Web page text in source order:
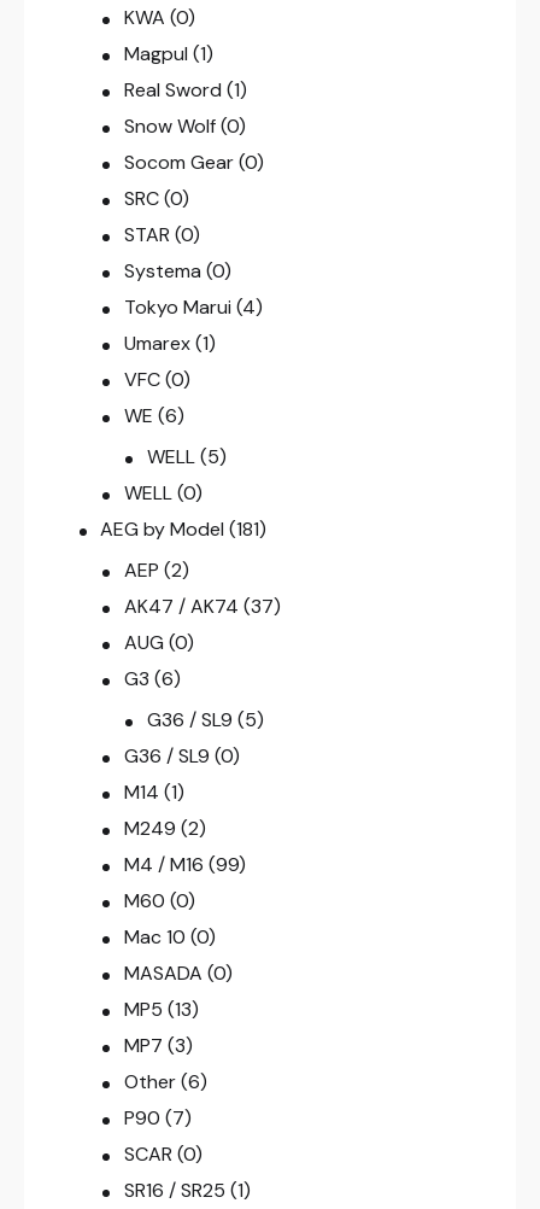
KWA (0)
Magpul (1)
Real Sword (1)
Snow Wolf (0)
Socom Gear (0)
SRC (0)
STAR (0)
Systema (0)
Tokyo Marui (4)
Umarex (1)
VFC (0)
WE (6)
WELL (5)
WELL (0)
AEG by Model (181)
AEP (2)
AK47 / AK74 (37)
AUG (0)
G3 (6)
G36 / SL9 (5)
G36 / SL9 (0)
M14 (1)
M249 (2)
M4 / M16 (99)
M60 (0)
Mac 10 (0)
MASADA (0)
MP5 (13)
MP7 (3)
Other (6)
P90 (7)
SCAR (0)
SR16 / SR25 (1)